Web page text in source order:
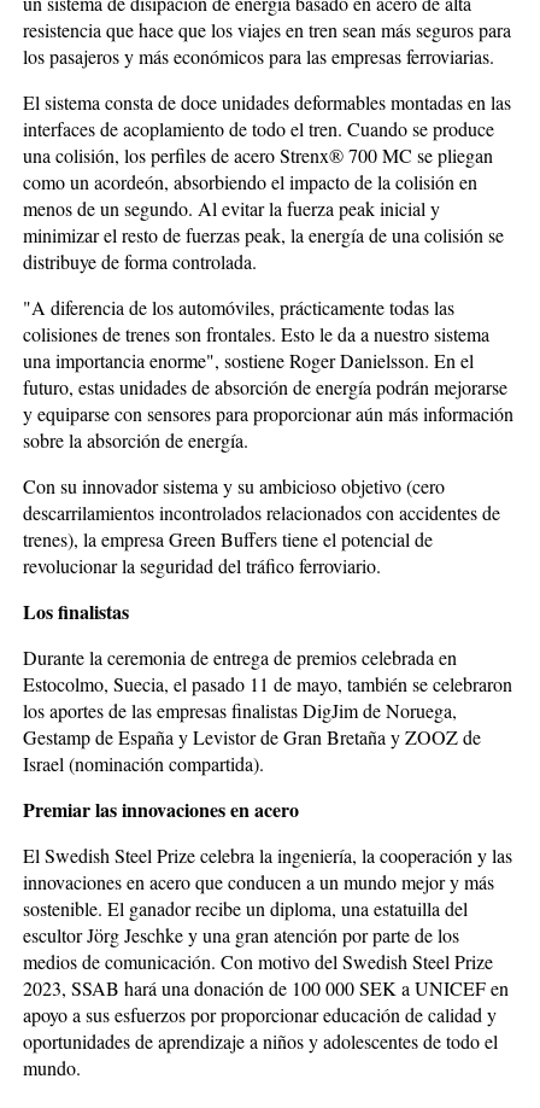
resistencia que hace que los viajes en tren sean más seguros para
los pasajeros y más económicos para las empresas ferroviarias.
El sistema consta de doce unidades deformables montadas en las
interfaces de acoplamiento de todo el tren. Cuando se produce
una colisión, los perfiles de acero Strenx® 700 MC se pliegan
como un acordeón, absorbiendo el impacto de la colisión en
menos de un segundo. Al evitar la fuerza peak inicial y
minimizar el resto de fuerzas peak, la energía de una colisión se
distribuye de forma controlada.
"A diferencia de los automóviles, prácticamente todas las
colisiones de trenes son frontales. Esto le da a nuestro sistema
una importancia enorme", sostiene Roger Danielsson. En el
futuro, estas unidades de absorción de energía podrán mejorarse
y equiparse con sensores para proporcionar aún más información
sobre la absorción de energía.
Con su innovador sistema y su ambicioso objetivo (cero
descarrilamientos incontrolados relacionados con accidentes de
trenes), la empresa Green Buffers tiene el potencial de
revolucionar la seguridad del tráfico ferroviario.
Los finalistas
Durante la ceremonia de entrega de premios celebrada en
Estocolmo, Suecia, el pasado 11 de mayo, también se celebraron
los aportes de las empresas finalistas DigJim de Noruega,
Gestamp de España y Levistor de Gran Bretaña y ZOOZ de
Israel (nominación compartida).
Premiar las innovaciones en acero
El Swedish Steel Prize celebra la ingeniería, la cooperación y las
innovaciones en acero que conducen a un mundo mejor y más
sostenible. El ganador recibe un diploma, una estatuilla del
escultor Jörg Jeschke y una gran atención por parte de los
medios de comunicación. Con motivo del Swedish Steel Prize
2023, SSAB hará una donación de 100 000 SEK a UNICEF en
apoyo a sus esfuerzos por proporcionar educación de calidad y
oportunidades de aprendizaje a niños y adolescentes de todo el
mundo.